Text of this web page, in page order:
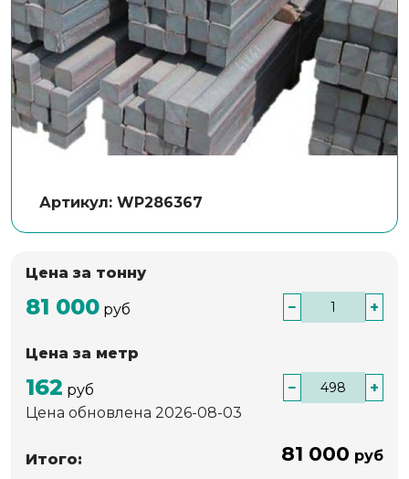
Артикул: WP286367
Цена за тонну
81 000 руб − +
Цена за метр
162 руб −
+
Цена обновлена 2026-08-03
Итого: 81 000 руб